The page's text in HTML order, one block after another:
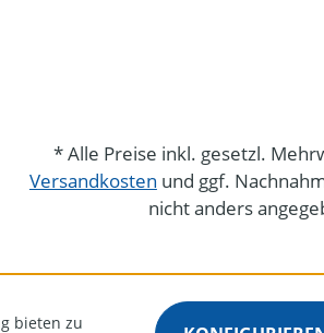
* Alle Preise inkl. gesetzl.
Versandkosten und ggf.
nicht anders
bieten zu